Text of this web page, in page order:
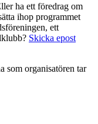
ha ett föredrag om
ihop programmet
ett
Skicka epost
som organisatören tar